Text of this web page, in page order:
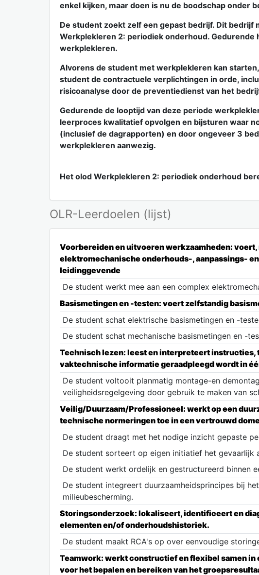
enkel kijken, maar doen is nu de boodschap onder
De student zoekt zelf een gepast bedrijf. Dit
Werkplekleren 2: periodiek onderhoud.
werkplekleren.
Alvorens de student met werkplekleren kan
student de contractuele verplichtingen in orde,
risicoanalyse door de preventiedienst van het
Gedurende de looptijd van deze periode
leerproces kwalitatief opvolgen en bijsturen waar
(inclusief de dagrapporten) en door ongeveer 3
werkplekleren aanwezig.
Het olod Werkplekleren 2: periodiek onderhoud
OLR-Leerdoelen (lijst)
Voorbereiden en uitvoeren werkzaamheden:
elektromechanische onderhouds-, aanpassings-
leidinggevende
De student werkt mee aan een complex
Basismetingen en -testen: voert zelfstandig
De student schat elektrische basismetingen en -
De student schat mechanische basismetingen en -
Technisch lezen: leest en interpreteert instructies,
vaktechnische informatie geraadpleegd wordt in
De student voltooit planmatig montage-en
veiligheidsregelgeving door gebruik te maken van
Veilig/Duurzaam/Professioneel: werkt op een
technische normeringen toe in een vertrouwd
De student draagt met het nodige inzicht gepaste
De student sorteert op eigen initiatief het gevaarlijk
De student werkt ordelijk en gestructureerd binnen
De student integreert duurzaamheidsprincipes bij
milieubescherming.
Storingsonderzoek: lokaliseert, identificeert en
elementen en/of onderhoudshistoriek.
De student maakt RCA's op over eenvoudige
Teamwork: werkt constructief en flexibel samen
voor het bepalen en bereiken van het